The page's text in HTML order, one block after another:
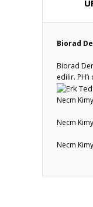
Biorad
Biorad
edilir.
Necm
Necm
Necm